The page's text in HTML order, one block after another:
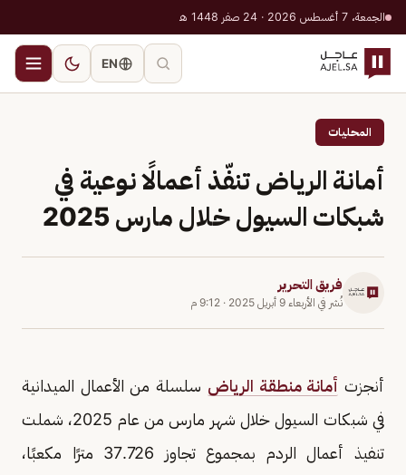
الجمعة، 7 أغسطس 2026 · 24 صفر 1448 هـ
EN
المحليات
أمانة الرياض تنفّذ أعمالًا نوعية في
شبكات السيول خلال مارس 2025
فريق التحرير
نُشر في الأربعاء 9 أبريل 2025 · 9:12 م
أنجزت أمانة منطقة الرياض سلسلة من الأعمال الميدانية
في شبكات السيول خلال شهر مارس من عام 2025، شملت
تنفيذ أعمال الردم بمجموع تجاوز 37.726 مترًا مكعبًا،